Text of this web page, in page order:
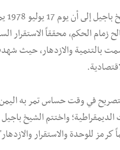
زمام الحكم، محققاً الاستقرار
بالتنمية والازدهار، حيث
في وقت حساس تمر به
كرمز للوحدة والاستقرار